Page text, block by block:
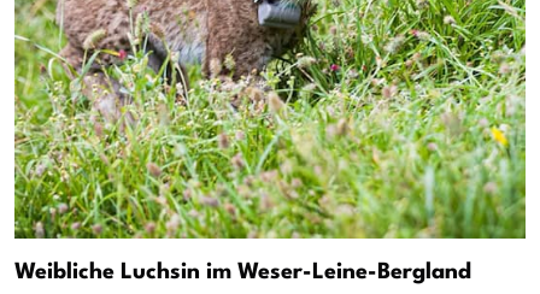
Weibliche Luchsin im Weser-Leine-Bergland